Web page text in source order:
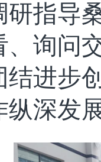
研指导
、询问
结进步
纵深发